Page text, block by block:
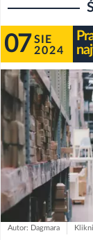
07 SIE
2024
Autor: Dagmara